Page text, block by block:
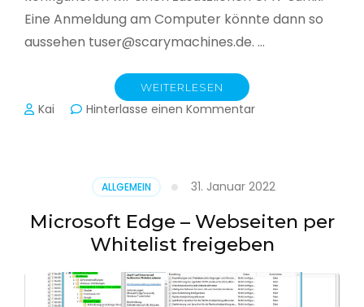
Eine Anmeldung am Computer könnte dann so
aussehen tuser@scarymachines.de. …
WEITERLESEN
Kai Hinterlasse einen Kommentarzu
(UPN)
im
Active
Directory
ALLGEMEIN 31. Januar 2022
Microsoft Edge – Webseiten per
Whitelist freigeben